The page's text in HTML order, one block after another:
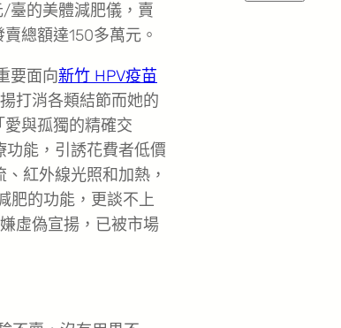
臺的美體減肥儀，賣
總額達150多萬元。
要面向新竹 HPV疫苗
打消各類結節而她的
與孤獨的精確交
能，引誘花費者低價
紅外線光照和加熱，
肥的功能，更談不上
虛偽宣揚，已被市場